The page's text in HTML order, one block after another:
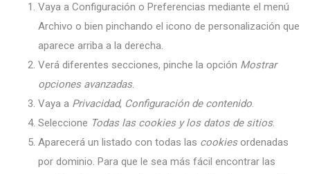
Vaya a Configuración o Preferencias mediante el menú
Archivo o bien pinchando el icono de personalización que
aparece arriba a la derecha.
Verá diferentes secciones, pinche la opción Mostrar
opciones avanzadas.
Vaya a Privacidad, Configuración de contenido.
Seleccione Todas las cookiesy los datos de sitios.
Aparecerá un listado con todas las cookiesordenadas
por dominio. Para que le sea más fácil encontrar las